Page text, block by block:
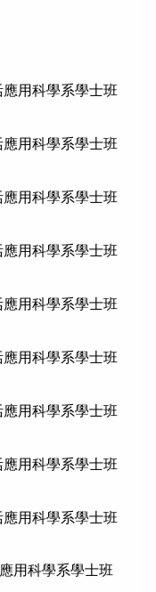
用科學系學士班
用科學系學士班
用科學系學士班
用科學系學士班
用科學系學士班
用科學系學士班
用科學系學士班
用科學系學士班
用科學系學士班
用科學系學士班